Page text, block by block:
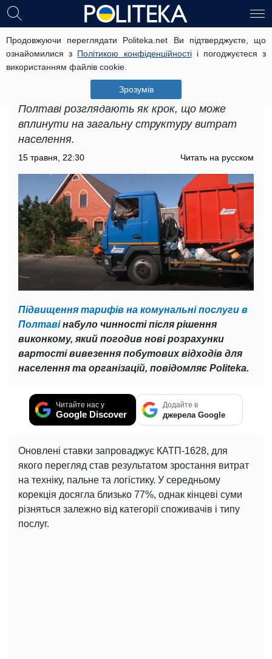
Продовжуючи переглядати Politeka.net Ви підтверджуєте, що
ознайомилися з Політикою конфіденційностіі погоджуєтеся з
використанням файлів cookie.
Зрозумів
Підвищення тарифів на комунальні
послуги в Полтаві: нові розцінки
вже оприлюднено
Підвищення тарифів на комунальні послуги в
Полтаві розглядають як крок, що може
вплинути на загальну структуру витрат
населення.
15 травня, 22:30 Читать на русском
Підвищення тарифів на комунальні послуги в
Полтавінабуло чинності після рішення
виконкому, який погодив нові розрахунки
вартості вивезення побутових відходів для
населення та організацій, повідомляє Politeka.
Читайте нас у
Google Discover
Додайте в
джерела Google
Оновлені ставки запроваджує КАТП-1628, для
якого перегляд став результатом зростання витрат
на техніку, пальне та логістику. У середньому
корекція досягла близько 77%, однак кінцеві суми
різняться залежно від категорії споживачів і типу
послуг.